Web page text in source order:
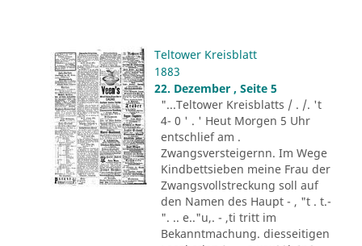
Teltower Kreisblatt
1883
22. Dezember , Seite 5
"...Teltower Kreisblatts / . /. 't
4- 0 ' . ' Heut Morgen 5 Uhr
entschlief am .
Zwangsversteigernn. Im Wege
Kindbettsieben meine Frau der
Zwangsvollstreckung soll auf
den Namen des Haupt - , "t . t.-
". .. e.."u,. - ,ti tritt im
Bekanntmachung. diesseitigen